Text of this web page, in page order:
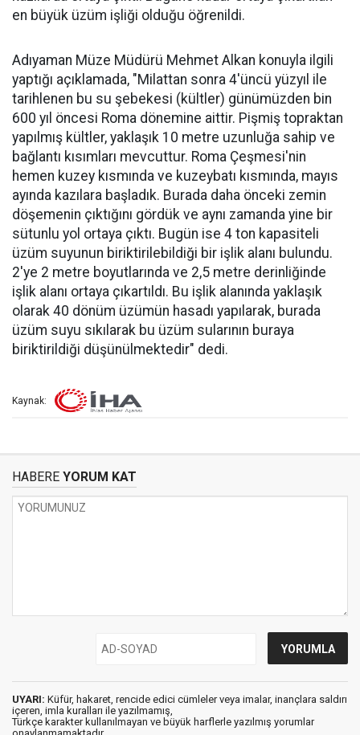
en büyük üzüm işliği olduğu öğrenildi.
Adıyaman Müze Müdürü Mehmet Alkan konuyla ilgili
yaptığı açıklamada, "Milattan sonra 4'üncü yüzyıl ile
tarihlenen bu su şebekesi (kültler) günümüzden bin
600 yıl öncesi Roma dönemine aittir. Pişmiş topraktan
yapılmış kültler, yaklaşık 10 metre uzunluğa sahip ve
bağlantı kısımları mevcuttur. Roma Çeşmesi'nin
hemen kuzey kısmında ve kuzeybatı kısmında, mayıs
ayında kazılara başladık. Burada daha önceki zemin
döşemenin çıktığını gördük ve aynı zamanda yine bir
sütunlu yol ortaya çıktı. Bugün ise 4 ton kapasiteli
üzüm suyunun biriktirilebildiği bir işlik alanı bulundu.
2'ye 2 metre boyutlarında ve 2,5 metre derinliğinde
işlik alanı ortaya çıkartıldı. Bu işlik alanında yaklaşık
olarak 40 dönüm üzümün hasadı yapılarak, burada
üzüm suyu sıkılarak bu üzüm sularının buraya
biriktirildiği düşünülmektedir" dedi.
Kaynak:
HABERE YORUM KAT
UYARI: Küfür, hakaret, rencide edici cümleler veya imalar, inançlara saldırı
içeren, imla kuralları ile yazılmamış,
Türkçe karakter kullanılmayan ve büyük harflerle yazılmış yorumlar